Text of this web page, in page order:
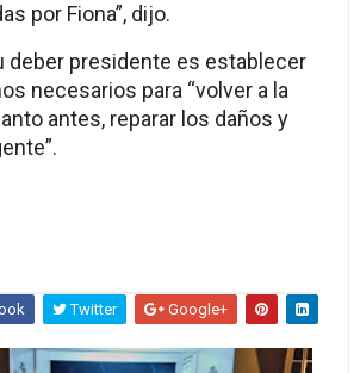
por Fiona”, dijo.
deber presidente es establecer
necesarios para “volver a la
antes, reparar los daños y
Twitter Google+